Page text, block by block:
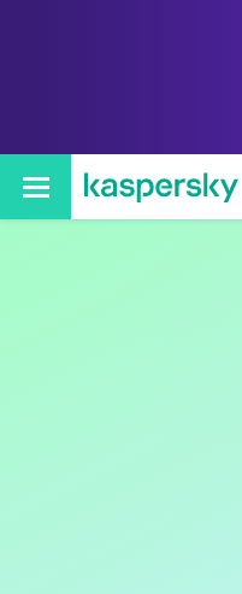
Кто